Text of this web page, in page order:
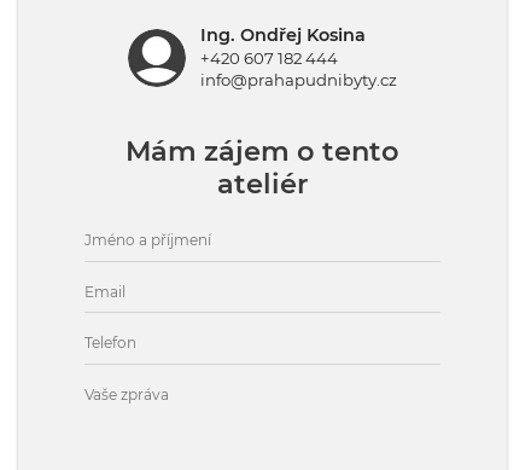
Ing. Ondřej Kosina
+420 607 182 444
info@prahapudnibyty.cz
Mám zájem o tento
ateliér